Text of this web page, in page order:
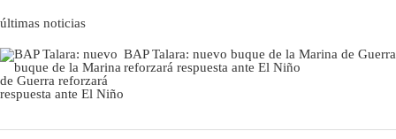
últimas noticias
BAP Talara: nuevo buque de la Marina de Guerra
reforzará respuesta ante El Niño